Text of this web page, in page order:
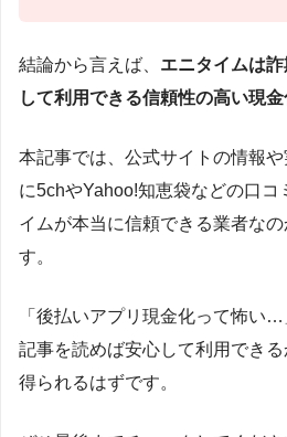
結論から言えば、 エニタイムは
して利用できる信頼性の高い現
本記事では、公式サイトの情報
に5chやYahoo!知恵袋などの口コ
イムが本当に信頼できる業者な
す。
「後払いアプリ現金化って怖い
記事を読めば安心して利用でき
得られるはずです。